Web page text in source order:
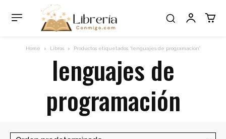
Home Libros Productos etiquetados “lenguajes de programación”
lenguajes de
programación